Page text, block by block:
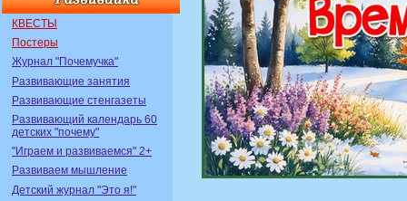
КВЕСТЫ
Постеры
Журнал "Почемучка"
Развивающие занятия
Развивающие стенгазеты
Развивающий календарь 60
детских "почему"
"Играем и развиваемся" 2+
Развиваем мышление
Детский журнал "Это я!"